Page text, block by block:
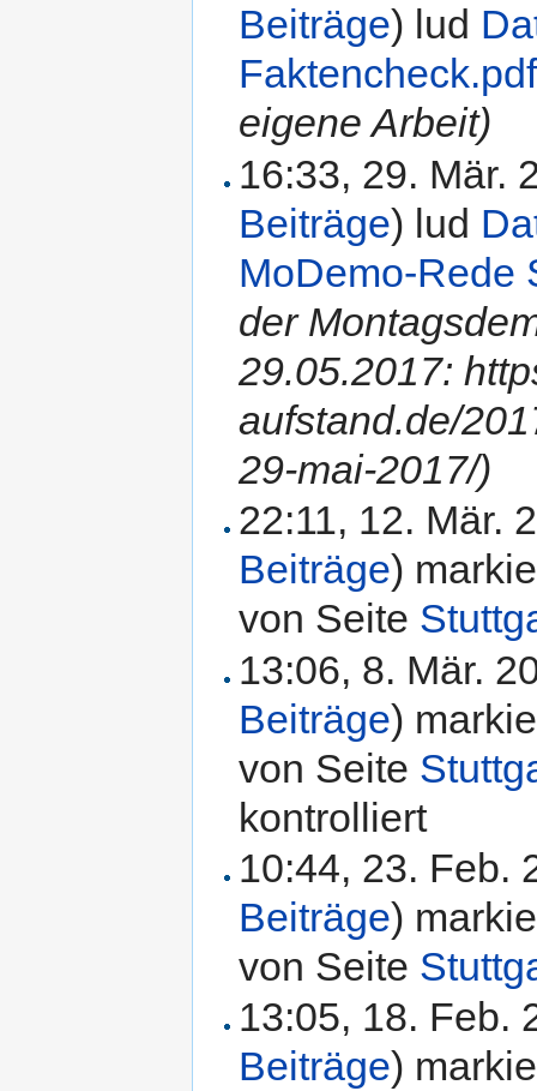
Beiträge) lud
Faktencheck.pdf
eigene Arbeit)
16:33, 29. Mär.
Beiträge) lud
MoDemo-Rede
der
29.05.2017:
aufstand.de/
29-mai-2017/)
22:11, 12. Mär.
Beiträge)
von Seite
13:06, 8. Mär.
Beiträge)
von Seite
kontrolliert
10:44, 23. Feb.
Beiträge)
von Seite
13:05, 18. Feb.
Beiträge)